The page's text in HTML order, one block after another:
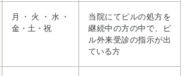
月・火・水・
金・土・祝
当院にてピルの処方を
継続中の方の中で、ピ
ル外来受診の指示が出
ている方